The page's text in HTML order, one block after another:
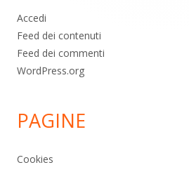
Accedi
Feed dei contenuti
Feed dei commenti
WordPress.org
PAGINE
Cookies